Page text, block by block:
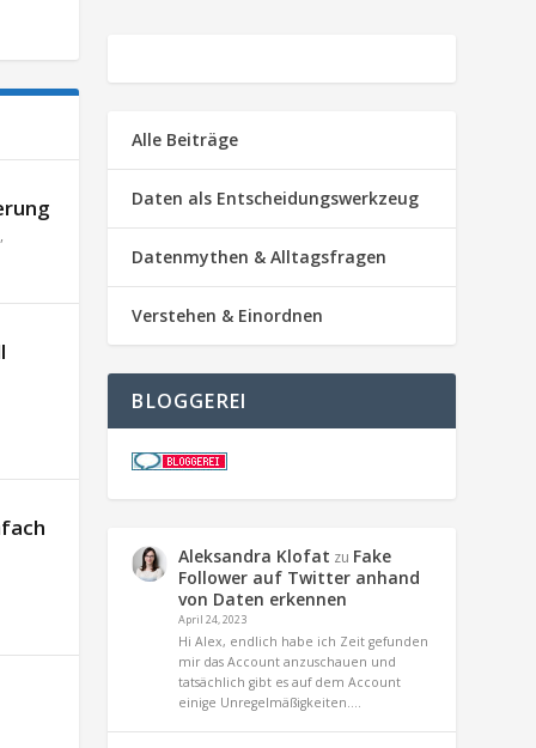
,
Alle Beiträge
Daten als Entscheidungswerkzeug
Datenmythen & Alltagsfragen
Verstehen & Einordnen
BLOGGEREI
Aleksandra Klofat zu Fake
Follower auf Twitter anhand
von Daten erkennen
April 24, 2023
Hi Alex, endlich habe ich Zeit gefunden
mir das Account anzuschauen und
tatsächlich gibt es auf dem Account
einige Unregelmäßigkeiten.…